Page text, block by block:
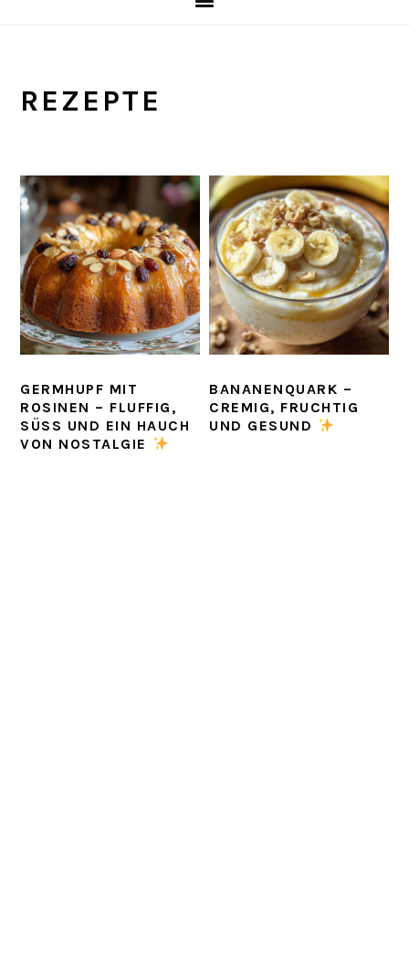
REZEPTE
GERMHUPF MIT
ROSINEN – FLUFFIG,
SÜSS UND EIN HAUCH V
ON NOSTALGIE
BANANENQUARK –
CREMIG, FRUCHTIG
UND GESUND